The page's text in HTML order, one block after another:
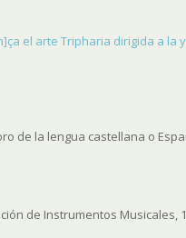
el arte Tripharia dirigida a la
de la lengua castellana o
de Instrumentos Musicales,